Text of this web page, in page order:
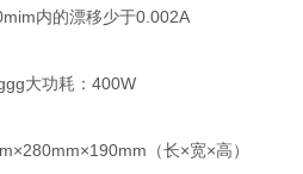
内的漂移少于0.002A
大功耗：400W
（长×宽×高）